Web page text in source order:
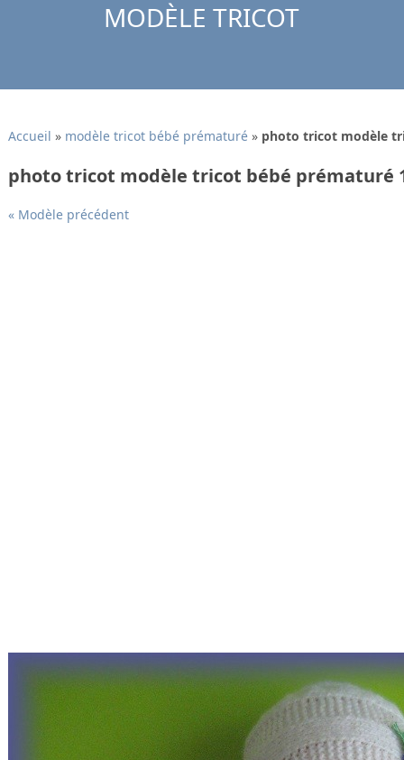
MODÈLE TRICOT
Accueil » modèle tricot bébé prématuré» photo tricot modèle
photo tricot modèle tricot bébé prématuré
« Modèle précédent